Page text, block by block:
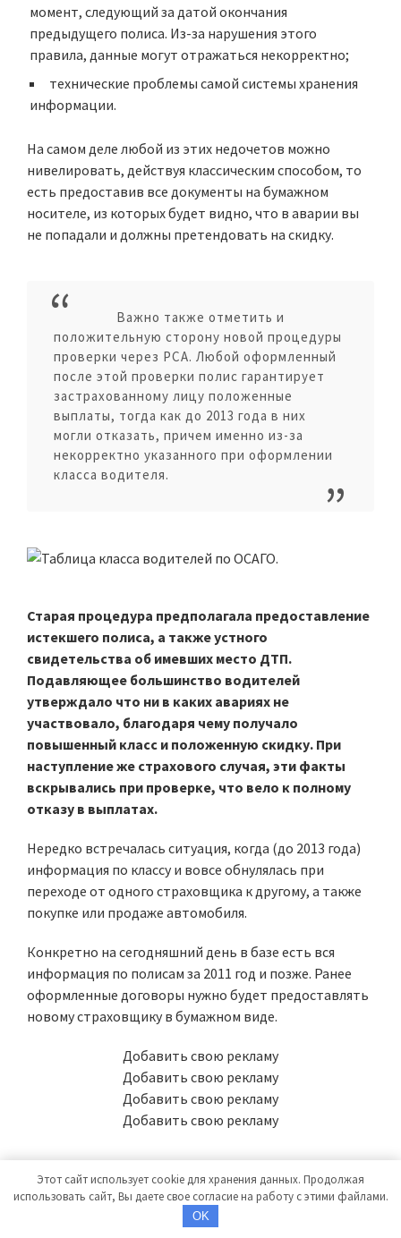
момент, следующий за датой окончания
предыдущего полиса. Из-за нарушения этого
правила, данные могут отражаться некорректно;
технические проблемы самой системы хранения
информации.
На самом деле любой из этих недочетов можно
нивелировать, действуя классическим способом, то
есть предоставив все документы на бумажном
носителе, из которых будет видно, что в аварии вы
не попадали и должны претендовать на скидку.
Важно также отметить и
положительную сторону новой процедуры
проверки через РСА. Любой оформленный
после этой проверки полис гарантирует
застрахованному лицу положенные
выплаты, тогда как до 2013 года в них
могли отказать, причем именно из-за
некорректно указанного при оформлении
класса водителя.
Старая процедура предполагала предоставление
истекшего полиса, а также устного
свидетельства об имевших место ДТП.
Подавляющее большинство водителей
утверждало что ни в каких авариях не
участвовало, благодаря чему получало
повышенный класс и положенную скидку. При
наступление же страхового случая, эти факты
вскрывались при проверке, что вело к полному
отказу в выплатах.
Нередко встречалась ситуация, когда (до 2013 года)
информация по классу и вовсе обнулялась при
переходе от одного страховщика к другому, а также
покупке или продаже автомобиля.
Конкретно на сегодняшний день в базе есть вся
информация по полисам за 2011 год и позже. Ранее
оформленные договоры нужно будет предоставлять
новому страховщику в бумажном виде.
Добавить свою рекламу
Добавить свою рекламу
Добавить свою рекламу
Добавить свою рекламу
Возникает резонный вопрос:
зачем вообще автовладельцу нужна
Этот сайт использует cookie для хранения данных. Продолжая
использовать сайт, Вы даете свое согласие на работу с этими файлами.
OK